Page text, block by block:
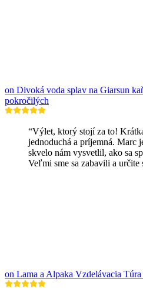
on Divoká voda splav na Giarsun
pokročilých
“Výlet, ktorý stojí za to!
jednoduchá a príjemná. Marc
skvelo nám vysvetlil, ako sa
Veľmi sme sa zabavili a určite
on Lama a Alpaka Vzdelávacia